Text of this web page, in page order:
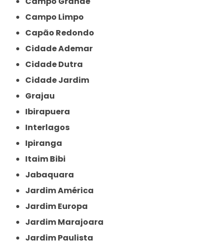
Campo Limpo
Capão Redondo
Cidade Ademar
Cidade Dutra
Cidade Jardim
Grajau
Ibirapuera
Interlagos
Ipiranga
Itaim Bibi
Jabaquara
Jardim América
Jardim Europa
Jardim Marajoara
Jardim Paulista